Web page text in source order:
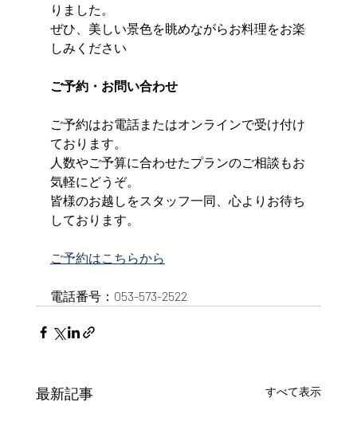
りました。
ぜひ、美しい景色を眺めながらお料理をお楽
しみください
ご予約・お問い合わせ
ご予約はお電話またはオンラインで受け付け
ております。
人数やご予算に合わせたプランのご相談もお
気軽にどうぞ。
皆様のお越しをスタッフ一同、心よりお待ち
しております。
ご予約はこちらから
電話番号：053-573-2522
最新記事 すべて表示